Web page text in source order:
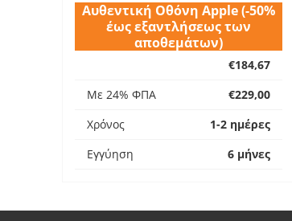
Αυθεντική Οθόνη Apple (-50%
έως εξαντλήσεως των
αποθεμάτων)
€184,67
Με 24% ΦΠΑ
€229,00
Χρόνος
1-2 ημέρες
Εγγύηση
6 μήνες